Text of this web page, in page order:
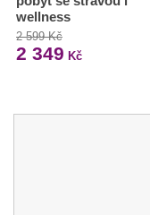
wellness
2 599 Kč
2 349 Kč